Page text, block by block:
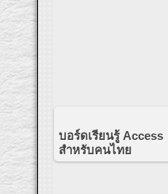
บอร์ดเรียนรู้ Access
สำหรับคนไทย